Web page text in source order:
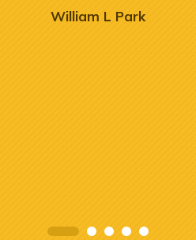
William L Park